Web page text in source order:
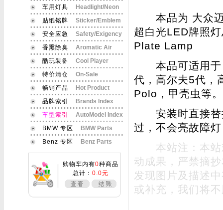
车用灯具
Headlight/Neon
贴纸铭牌
Sticker/Emblem
安全应急
Safety/Exigency
香熏除臭
Aromatic Air
酷玩装备
Cool Player
特价清仓
On-Sale
畅销产品
Hot Product
品牌索引
Brands Index
车型索引
AutoModel Index
BMW 专区
BMW Parts
Benz 专区
Benz Parts
购物车内有0种商品
总计： 0.0元
本品为 大众迈
超白光LED牌照
Plate Lamp
本品可适用于
代，高尔夫5代，
Polo，甲壳虫等。
安装时直接替
过，不会亮故障
本站注：本
动成果，严禁摘
发现图片及描述
或补充，我们将